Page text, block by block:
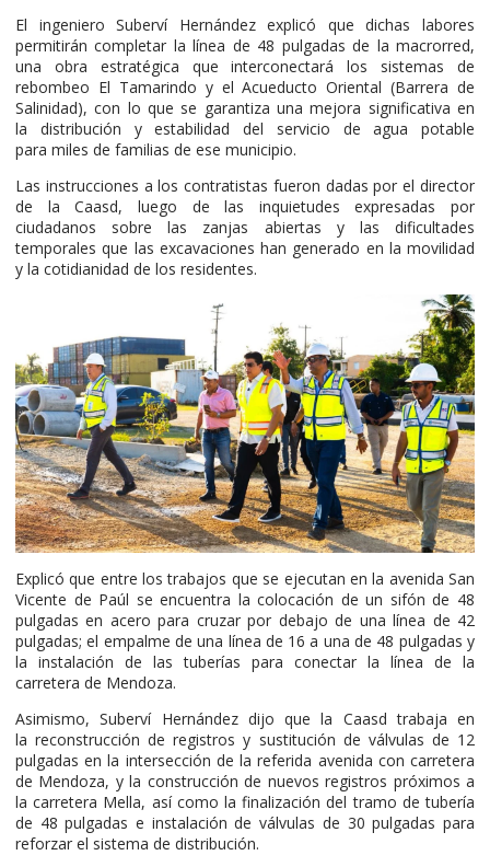
El ingeniero Suberví Hernández explicó que dichas labores
permitirán completar la línea de 48 pulgadas de la macrorred,
una obra estratégica que interconectará los sistemas de
rebombeo El Tamarindo y el Acueducto Oriental (Barrera de
Salinidad), con lo que se garantiza una mejora significativa en
la distribución y estabilidad del servicio de agua potable
para miles de familias de ese municipio.
Las instrucciones a los contratistas fueron dadas por el director
de la Caasd, luego de las inquietudes expresadas por
ciudadanos sobre las zanjas abiertas y las dificultades
temporales que las excavaciones han generado en la movilidad
y la cotidianidad de los residentes.
Explicó que entre los trabajos que se ejecutan en la avenida San
Vicente de Paúl se encuentra la colocación de un sifón de 48
pulgadas en acero para cruzar por debajo de una línea de 42
pulgadas; el empalme de una línea de 16 a una de 48 pulgadas y
la instalación de las tuberías para conectar la línea de la
carretera de Mendoza.
Asimismo, Suberví Hernández dijo que la Caasd trabaja en
la reconstrucción de registros y sustitución de válvulas de 12
pulgadas en la intersección de la referida avenida con carretera
de Mendoza, y la construcción de nuevos registros próximos a
la carretera Mella, así como la finalización del tramo de tubería
de 48 pulgadas e instalación de válvulas de 30 pulgadas para
reforzar el sistema de distribución.